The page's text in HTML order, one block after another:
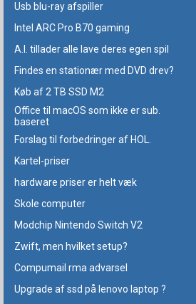
Usb blu-ray afspiller
Intel ARC Pro B70 gaming
A.I. tillader alle lave deres egen spil
Findes en stationær med DVD drev?
Køb af 2 TB SSD M2
Office til macOS som ikke er sub.
baseret
Forslag til forbedringer af HOL.
Kartel-priser
hardware priser er helt væk
Skole computer
Modchip Nintendo Switch V2
Zwift, men hvilket setup?
Compumail rma advarsel
Upgrade af ssd på lenovo laptop ?